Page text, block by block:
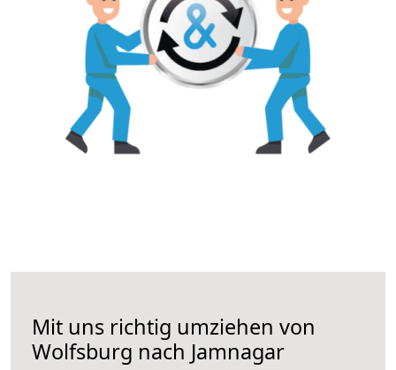
Mit uns richtig umziehen von
Wolfsburg nach Jamnagar